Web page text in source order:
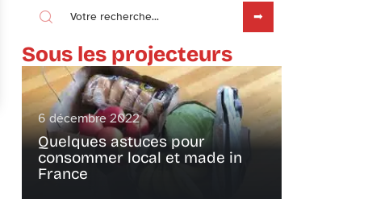
Sous les projecteurs
6 décembre 2022
Quelques astuces pour
consommer local et made in
France